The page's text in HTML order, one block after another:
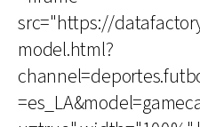
src="https://
model.html?